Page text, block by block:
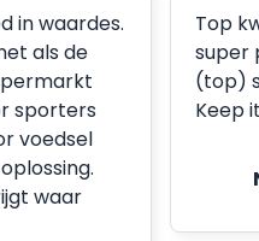
in waardes.
als de
sporters
voedsel
waar
Top
super
(top)
Keep